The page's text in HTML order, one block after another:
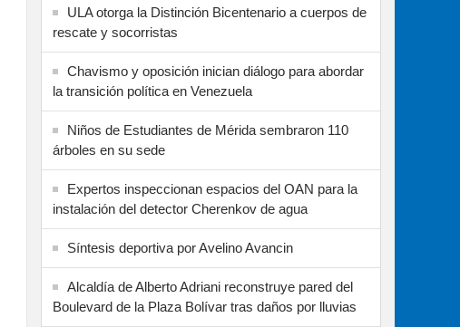
ULA otorga la Distinción Bicentenario a cuerpos de
rescate y socorristas
Chavismo y oposición inician diálogo para abordar
la transición política en Venezuela
Niños de Estudiantes de Mérida sembraron 110
árboles en su sede
Expertos inspeccionan espacios del OAN para la
instalación del detector Cherenkov de agua
Síntesis deportiva por Avelino Avancin
Alcaldía de Alberto Adriani reconstruye pared del
Boulevard de la Plaza Bolívar tras daños por lluvias